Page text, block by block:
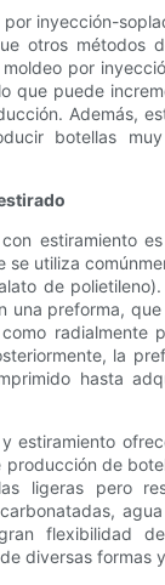
inyección-
otros métodos
por
que puede
Además,
botellas
estiramiento
se utiliza
de
una preforma,
radialmente
la
hasta
estiramiento
de
ligeras pero
flexibilidad
diversas formas